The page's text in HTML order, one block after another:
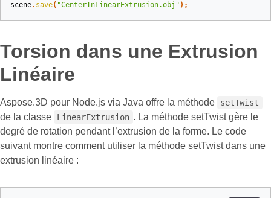
scene. save( "CenterInLinearExtrusion.obj" );
Torsion dans une Extrusion
Linéaire
Aspose.3D pour Node.js via Java offre la méthode setTwist
de la classe LinearExtrusion . La méthode setTwist gère le
degré de rotation pendant l’extrusion de la forme. Le code
suivant montre comment utiliser la méthode setTwist dans une
extrusion linéaire :